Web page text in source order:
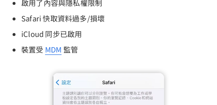
啟用了內容與隱私權限制
Safari 快取資料過多/損壞
iCloud 同步已啟用
裝置受 MDM 監管